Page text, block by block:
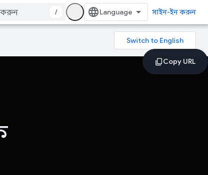
/ সাইন-ইন করুন